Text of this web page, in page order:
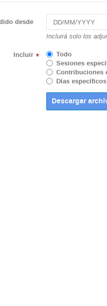
desde
Incluirá solo los
Incluir *
Todo
Sesiones
Contribuciones
Días específicos